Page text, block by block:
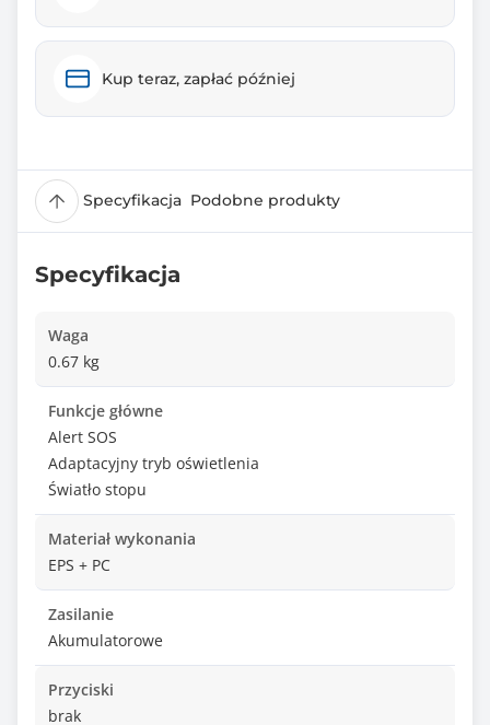
Kup teraz, zapłać później
Specyfikacja Podobne produkty
Specyfikacja
Waga
0.67 kg
Funkcje główne
Alert SOS
Adaptacyjny tryb oświetlenia
Światło stopu
Materiał wykonania
EPS + PC
Zasilanie
Akumulatorowe
Przyciski
brak